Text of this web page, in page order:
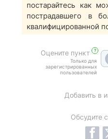
постарайтесь как
пострадавшего в
квалифицированной
Оцените пункт ?
Только для
зарегистрированных
пользователей
Добавить в
Обсудите